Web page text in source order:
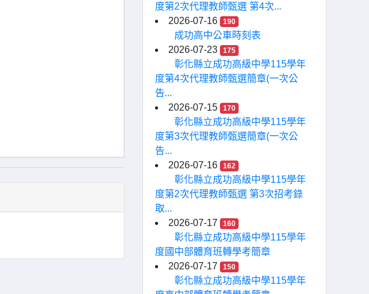
度第2次代理教師甄選 第4次...
2026-07-16
190
成功高中公車時刻表
2026-07-23
175
彰化縣立成功高級中學115學年
度第4次代理教師甄選簡章(一次公
告...
2026-07-15
170
彰化縣立成功高級中學115學年
度第3次代理教師甄選簡章(一次公
告...
2026-07-16
162
彰化縣立成功高級中學115學年
度第2次代理教師甄選 第3次招考錄
取...
2026-07-17
160
彰化縣立成功高級中學115學年
度國中部體育班轉學考簡章
2026-07-17
150
彰化縣立成功高級中學115學年